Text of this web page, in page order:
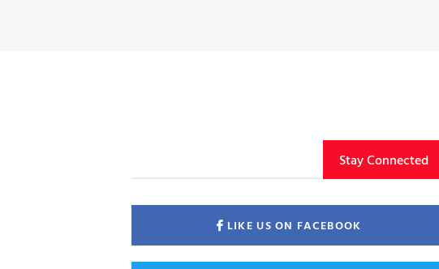
Stay Connected
LIKE US ON FACEBOOK